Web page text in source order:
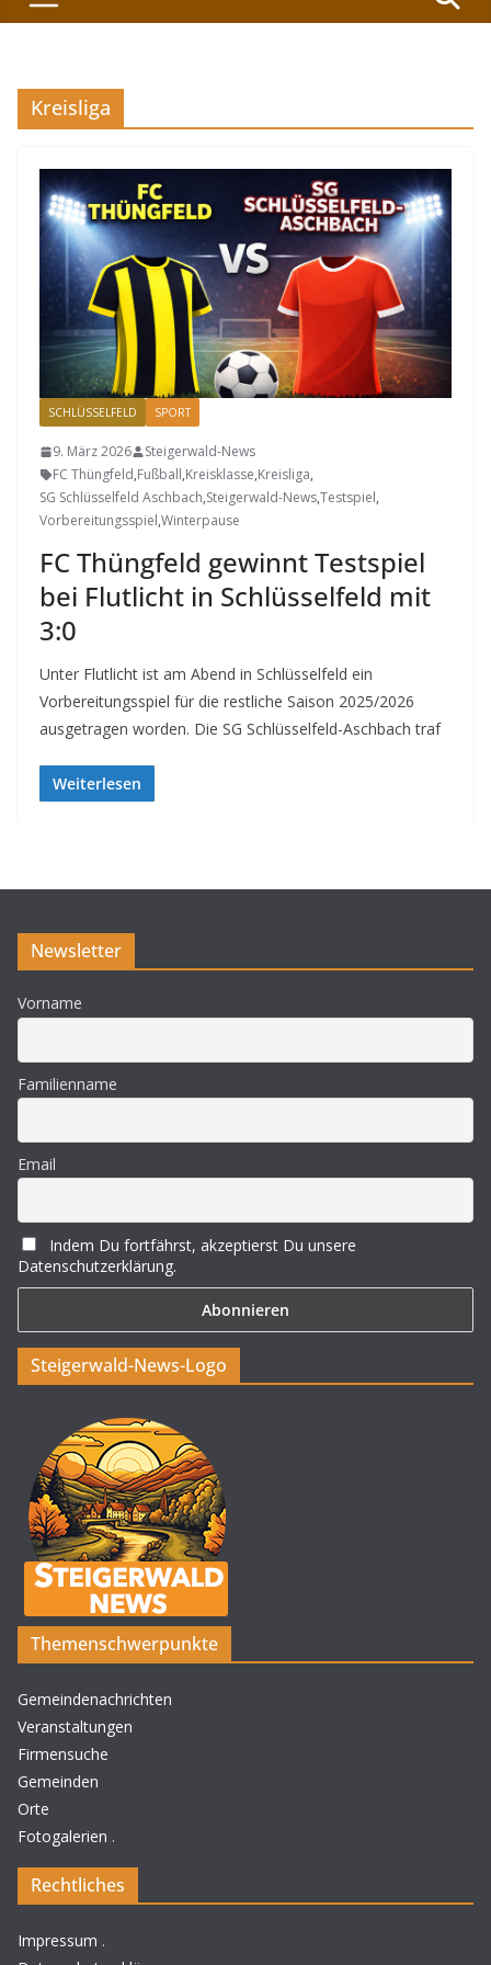
Kreisliga
SCHLÜSSELFELD SPORT
9. März 2026
Steigerwald-News
FC Thüngfeld,Fußball,Kreisklasse,Kreisliga,
SG Schlüsselfeld Aschbach,Steigerwald-News,Testspiel,
Vorbereitungsspiel,Winterpause
FC Thüngfeld gewinnt Testspiel
bei Flutlicht in Schlüsselfeld mit
3:0
Unter Flutlicht ist am Abend in Schlüsselfeld ein
Vorbereitungsspiel für die restliche Saison 2025/2026
ausgetragen worden. Die SG Schlüsselfeld-Aschbach traf
Weiterlesen
Newsletter
Vorname
Familienname
Email
Indem Du fortfährst, akzeptierst Du unsere
Datenschutzerklärung.
Steigerwald-News-Logo
Themenschwerpunkte
Gemeindenachrichten
Veranstaltungen
Firmensuche
Gemeinden
Orte
Fotogalerien .
Rechtliches
Impressum .